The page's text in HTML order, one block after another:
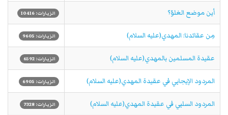
أين موضع الغلوّ؟ الزيارات: 10416
مِن عقائدنا: المهدي(عليه السلام) الزيارات: 9605
عقيدة المسلمين بالمهدي(عليه السلام) الزيارات: 6592
المردود الإيجابي في عقيدة المهدي(عليه السلام) الزيارات: 6905
المردود السلبي في عقيدة المهدي(عليه السلام) الزيارات: 7328